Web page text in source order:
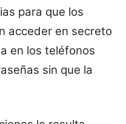
para que los
acceder en secreto
en los teléfonos
sin que la